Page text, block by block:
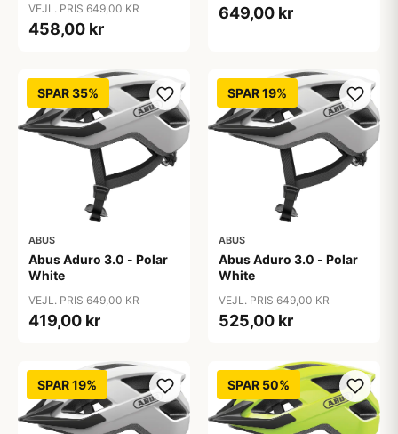
VEJL. PRIS 649,00 KR
458,00 kr
649,00 kr
SPAR 35%
ABUS
Abus Aduro 3.0 - Polar
White
VEJL. PRIS 649,00 KR
419,00 kr
SPAR 19%
ABUS
Abus Aduro 3.0 - Polar
White
VEJL. PRIS 649,00 KR
525,00 kr
SPAR 19% SPAR 50%